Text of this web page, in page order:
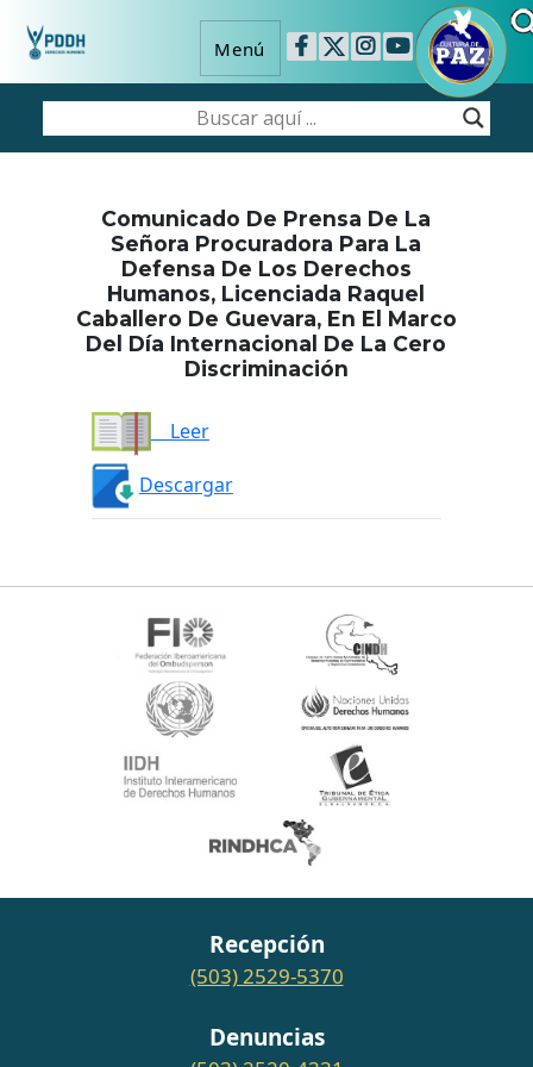
Menú
Comunicado De Prensa De La
Señora Procuradora Para La
Defensa De Los Derechos
Humanos, Licenciada Raquel
Caballero De Guevara, En El Marco
Del Día Internacional De La Cero
Discriminación
Leer
Descargar
Recepción
(503) 2529-5370
Denuncias